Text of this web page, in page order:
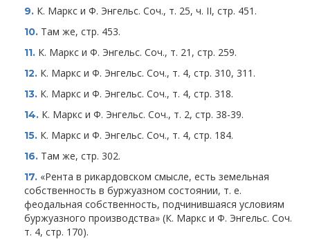
9. К. Маркс и Ф. Энгельс. Соч., т. 25, ч. II, стр. 451.
10. Там же, стр. 453.
11. К. Маркс и Ф. Энгельс. Соч., т. 21, стр. 259.
12. К. Маркс и Ф. Энгельс. Соч., т. 4, стр. 310, 311.
13. К. Маркс и Ф. Энгельс. Соч., т. 4, стр. 318.
14. К. Маркс и Ф. Энгельс. Соч., т. 2, стр. 38-39.
15. К. Маркс и Ф. Энгельс. Соч., т. 4, стр. 184.
16. Там же, стр. 302.
17. «Рента в рикардовском смысле, есть земельная
собственность в буржуазном состоянии, т. е.
феодальная собственность, подчинившаяся условиям
буржуазного производства» (К. Маркс и Ф. Энгельс. Соч.
т. 4, стр. 170).